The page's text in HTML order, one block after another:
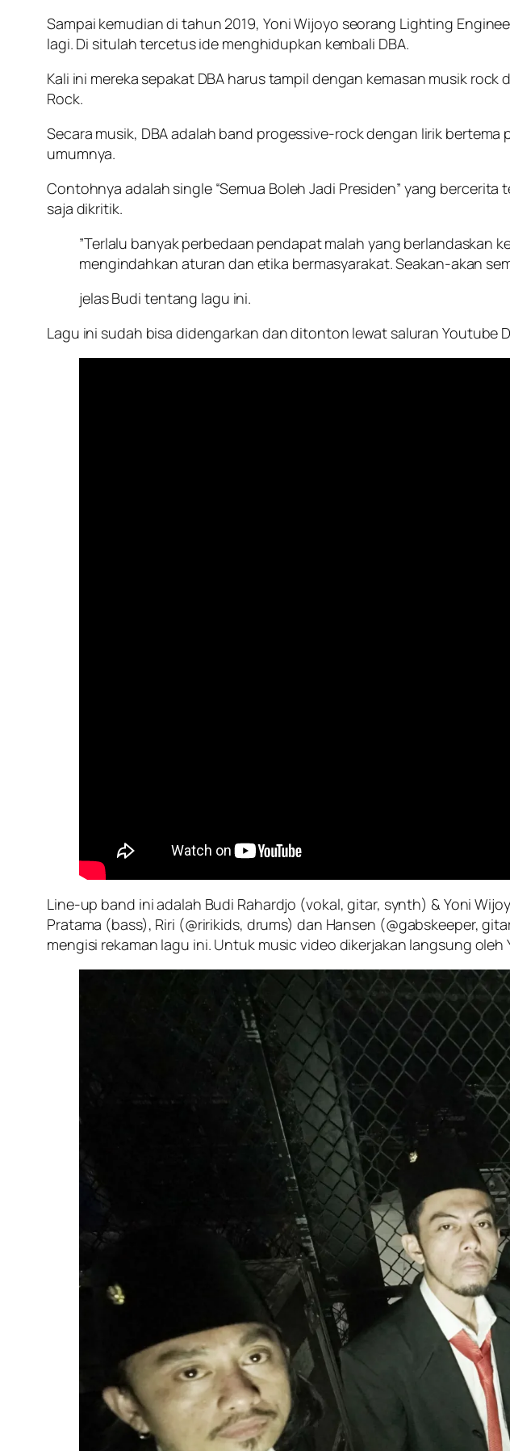
Sampai kemudian di tahun 2019, Yoni Wijoyo seorang Lighting
lagi. Di situlah tercetus ide menghidupkan kembali DBA.
Kali ini mereka sepakat DBA harus tampil dengan kemasan musik
Rock.
Secara musik, DBA adalah band progessive-rock dengan lirik
umumnya.
Contohnya adalah single “Semua Boleh Jadi Presiden” yang
saja dikritik.
”Terlalu banyak perbedaan pendapat malah yang berlandaskan
mengindahkan aturan dan etika bermasyarakat. Seakan-akan
jelas Budi tentang lagu ini.
Lagu ini sudah bisa didengarkan dan ditonton lewat saluran Youtube
Line-up band ini adalah Budi Rahardjo (vokal, gitar, synth) & Yoni
Pratama (bass), Riri (@ririkids, drums) dan Hansen (@gabskeeper,
mengisi rekaman lagu ini. Untuk music video dikerjakan langsung